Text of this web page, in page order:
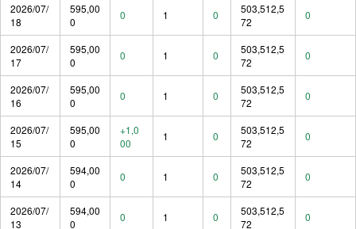
2026/07/
18
595,00
0
0 1 0
503,512,5
72
0
2026/07/
17
595,00
0
0 1 0
503,512,5
72
0
2026/07/
16
595,00
0
0 1 0
503,512,5
72
0
2026/07/
15
595,00
0
+1,0
00
1 0
503,512,5
72
0
2026/07/
14
594,00
0
0 1 0
503,512,5
72
0
2026/07/
13
594,00
0
0 1 0
503,512,5
72
0